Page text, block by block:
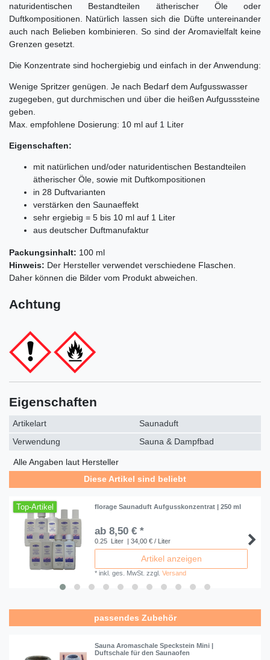
naturidentischen Bestandteilen ätherischer Öle oder
Duftkompositionen. Natürlich lassen sich die Düfte untereinander
auch nach Belieben kombinieren. So sind der Aromavielfalt keine
Grenzen gesetzt.
Die Konzentrate sind hochergiebig und einfach in der Anwendung:
Wenige Spritzer genügen. Je nach Bedarf dem Aufgusswasser
zugegeben, gut durchmischen und über die heißen Aufgusssteine
geben.
Max. empfohlene Dosierung: 10 ml auf 1 Liter
Eigenschaften:
mit natürlichen und/oder naturidentischen Bestandteilen
ätherischer Öle, sowie mit Duftkompositionen
in 28 Duftvarianten
verstärken den Saunaeffekt
sehr ergiebig = 5 bis 10 ml auf 1 Liter
aus deutscher Duftmanufaktur
Packungsinhalt: 100 ml
Hinweis: Der Hersteller verwendet verschiedene Flaschen.
Daher können die Bilder vom Produkt abweichen.
Achtung
Eigenschaften
Artikelart
Saunaduft
Verwendung
Sauna & Dampfbad
Alle Angaben laut Hersteller
Diese Artikel sind beliebt
Top-Artikel florage Saunaduft Aufgusskonzentrat | 250 ml
ab 8,50 € *
0.25 Liter | 34,00 € / Liter
Artikel anzeigen
*inkl. ges. MwSt. zzgl.Versand
passendes Zubehör
Sauna Aromaschale Speckstein Mini |
Duftschale für den Saunaofen